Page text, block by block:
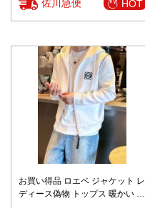
佐川急便 HOT
お買い得品 ロエベ ジャケット レ
ディース偽物 トップス 暖かい ア